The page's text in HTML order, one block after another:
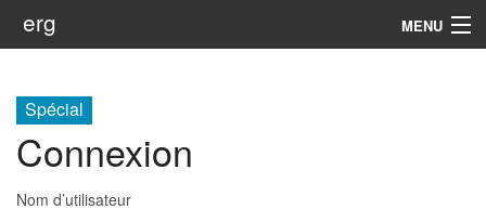
erg MENU
Soutien
Web
Spécial
Connexion
Nom d’utilisateur